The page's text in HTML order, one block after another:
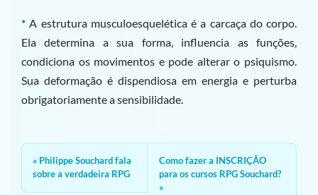
* A estrutura musculoesquelética é a carcaça do corpo.
Ela determina a sua forma, influencia as funções,
condiciona os movimentos e pode alterar o psiquismo.
Sua deformação é dispendiosa em energia e perturba
obrigatoriamente a sensibilidade.
Philippe Souchard fala
sobre a verdadeira RPG
Como fazer a INSCRIÇÃO
para os cursos RPG Souchard?